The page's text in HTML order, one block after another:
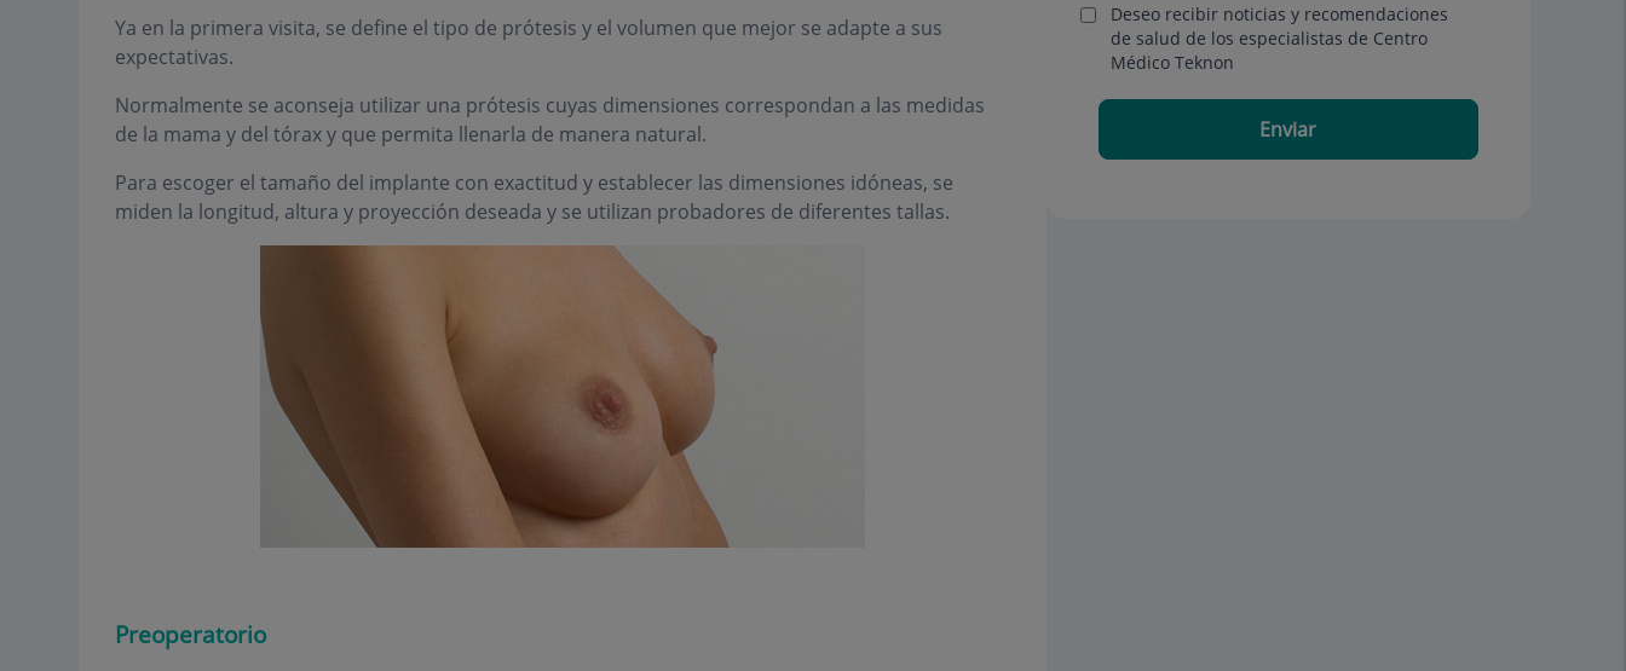
Ya en la primera visita, se define el tipo de prótesis y el volumen que mejor se adapte a sus
expectativas.
Normalmente se aconseja utilizar una prótesis cuyas dimensiones correspondan a las medidas
de la mama y del tórax y que permita llenarla de manera natural.
Para escoger el tamaño del implante con exactitud y establecer las dimensiones idóneas, se
miden la longitud, altura y proyección deseada y se utilizan probadores de diferentes tallas.
Preoperatorio
Deseo recibir noticias y recomendaciones
de salud de los especialistas de Centro
Médico Teknon
Enviar